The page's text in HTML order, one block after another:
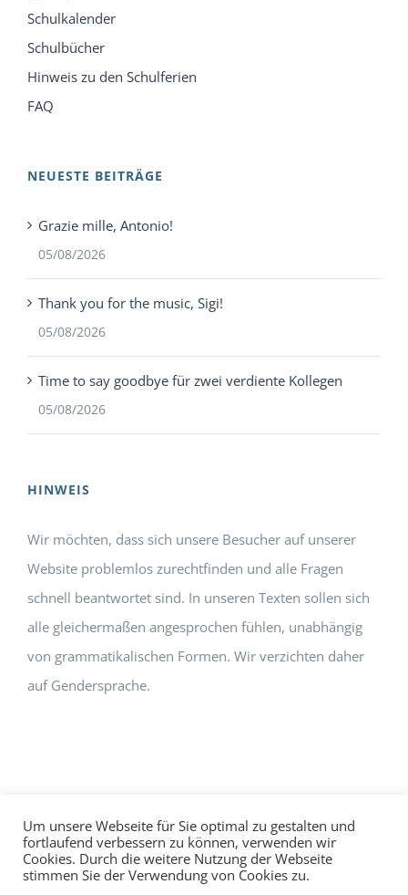
Schulkalender
Schulbücher
Hinweis zu den Schulferien
FAQ
NEUESTE BEITRÄGE
Grazie mille, Antonio!
05/08/2026
Thank you for the music, Sigi!
05/08/2026
Time to say goodbye für zwei verdiente Kollegen
05/08/2026
HINWEIS
Wir möchten, dass sich unsere Besucher auf unserer
Website problemlos zurechtfinden und alle Fragen
schnell beantwortet sind. In unseren Texten sollen sich
alle gleichermaßen angesprochen fühlen, unabhängig
von grammatikalischen Formen. Wir verzichten daher
auf Gendersprache.
Impressum Datenschutz©hallo!rot
Um unsere Webseite für Sie optimal zu gestalten und
fortlaufend verbessern zu können, verwenden wir
Cookies. Durch die weitere Nutzung der Webseite
stimmen Sie der Verwendung von Cookies zu.